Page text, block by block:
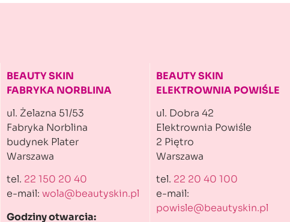
BEAUTY SKIN
FABRYKA NORBLINA
ul. Żelazna 51/53
Fabryka Norblina
budynek Plater
Warszawa
tel. 22 150 20 40
e-mail: wola@beautyskin.pl
Godziny otwarcia:
BEAUTY SKIN
ELEKTROWNIA POWIŚLE
ul. Dobra 42
Elektrownia Powiśle
2 Piętro
Warszawa
tel. 22 20 40 100
e-mail:
powisle@beautyskin.pl